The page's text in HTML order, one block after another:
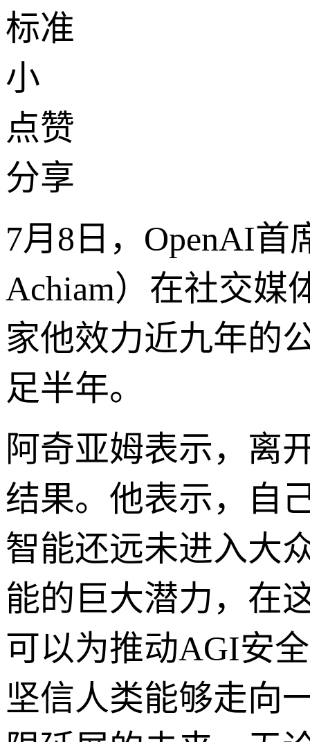
标准
小
点赞
分享
7月8日，OpenAI首
Achiam）在社交媒
家他效力近九年的
足半年。
阿奇亚姆表示，离
结果。他表示，自
智能还远未进入大
能的巨大潜力，在
可以为推动AGI安
坚信人类能够走向